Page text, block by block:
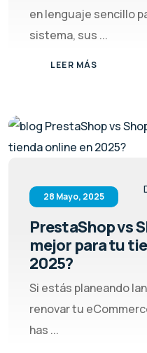
en lenguaje sencillo
sistema, sus ...
LEER MÁS
28 Mayo, 2025
PrestaShop vs
mejor para tu
2025?
Si estás planeando
renovar tu
has ...